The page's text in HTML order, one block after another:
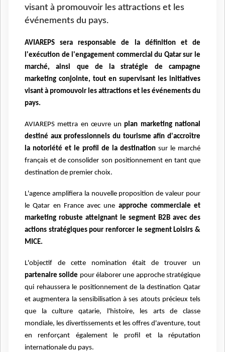
visant à promouvoir les attractions et les
événements du pays.
AVIAREPS sera responsable de la définition et de
l'exécution de l'engagement commercial du Qatar sur le
marché, ainsi que de la stratégie de campagne
marketing conjointe, tout en supervisant les initiatives
visant à promouvoir les attractions et les événements du
pays.
AVIAREPS mettra en œuvre unplan marketing national
destiné aux professionnels du tourisme afin d'accroître
la notoriété et le profil de la destination sur le marché
français et de consolider son positionnement en tant que
destination de premier choix.
L'agence amplifiera la nouvelle proposition de valeur pour
le Qatar en France avec une approche commerciale et
marketing robuste atteignant le segment B2B avec des
actions stratégiques pour renforcer le segment Loisirs &
MICE.
L'objectif de cette nomination était de trouver un
partenaire solide pour élaborer une approche stratégique
qui rehaussera le positionnement de la destination Qatar
et augmentera la sensibilisation à ses atouts précieux tels
que la culture qatarie, l'histoire, les arts de classe
mondiale, les divertissements et les offres d'aventure, tout
en renforçant également le profil et la réputation
internationale du pays.